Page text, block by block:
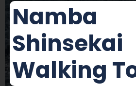
Namba
Shinsekai
Walking